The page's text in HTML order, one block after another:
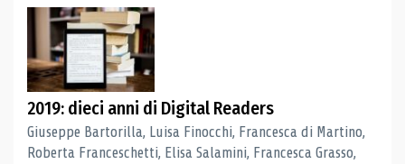
2019: dieci anni di Digital Readers
Giuseppe Bartorilla, Luisa Finocchi, Francesca di Martino,
Roberta Franceschetti, Elisa Salamini, Francesca Grasso,